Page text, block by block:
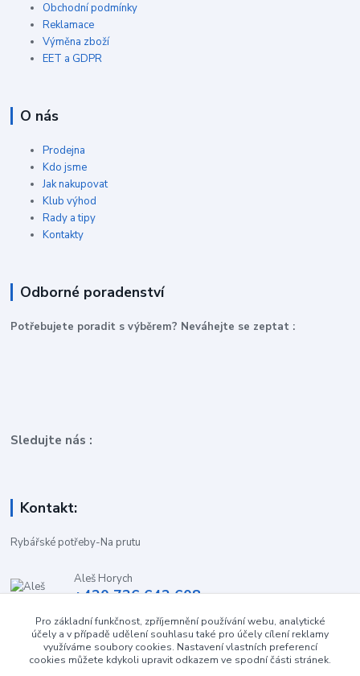
Obchodní podmínky
Reklamace
Výměna zboží
EET a GDPR
O nás
Prodejna
Kdo jsme
Jak nakupovat
Klub výhod
Rady a tipy
Kontakty
Odborné poradenství
Potřebujete poradit s výběrem? Neváhejte se zeptat :
Sledujte nás :
Kontakt:
Rybářské potřeby-Na prutu
Aleš Horych
+420 736 642 608
obchod-naprutu@seznam.cz
Pro základní funkčnost, zpříjemnění používání webu, analytické
účely a v případě udělení souhlasu také pro účely cílení reklamy
využíváme soubory cookies. Nastavení vlastních preferencí
cookies můžete kdykoli upravit odkazem ve spodní části stránek.